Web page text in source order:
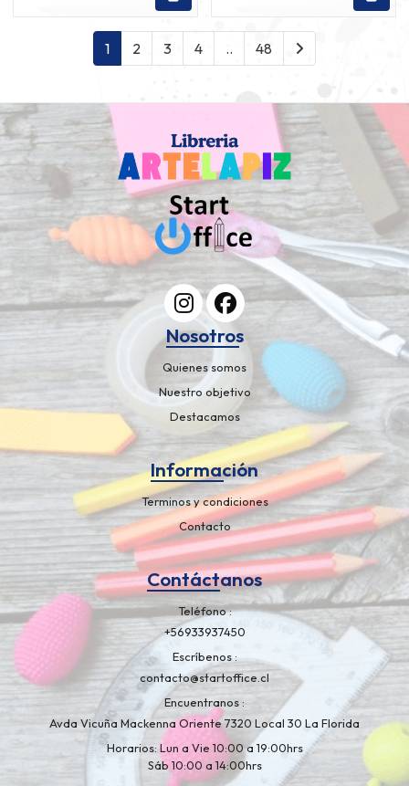
1 2 3 4 .. 48
Nosotros
Quienes somos
Nuestro objetivo
Destacamos
Información
Terminos y condiciones
Contacto
Contáctanos
Teléfono
+56933937450
Escríbenos
contacto@startoffice.cl
Encuentranos
Avda Vicuña Mackenna Oriente 7320 Local 30 La Florida
Horarios: Lun a Vie 10:00 a 19:00hrs
Sáb 10:00 a 14:00hrs